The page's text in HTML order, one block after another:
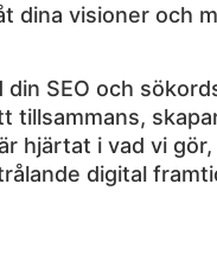
visioner och
SEO och
hjärtat i vad vi
digital